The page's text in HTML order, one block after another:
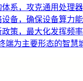
系，攻克通用处理
备，确保设备算力
策，最大化发挥频
为主要形态的智慧